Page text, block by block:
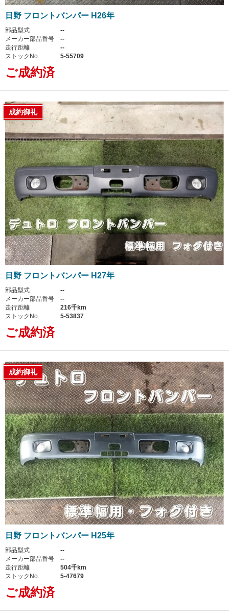
日野 フロントバンパー H26年
部品型式
--
メーカー部品番号
--
走行距離
--
ストックNo.
5-55709
ご成約済
成約御礼
日野 フロントバンパー H27年
部品型式
--
メーカー部品番号
--
走行距離
216千km
ストックNo.
5-53837
ご成約済
成約御礼
日野 フロントバンパー H25年
部品型式
--
メーカー部品番号
--
走行距離
504千km
ストックNo.
5-47679
ご成約済